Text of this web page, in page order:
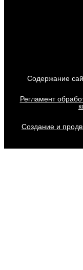
Содержание
Регламент
Создание и